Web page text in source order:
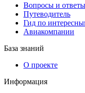
Вопросы и ответы
Путеводитель
Гид по
Авиакомпании
База знаний
О проекте
Информация